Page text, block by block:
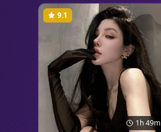
1h 49m
9.1